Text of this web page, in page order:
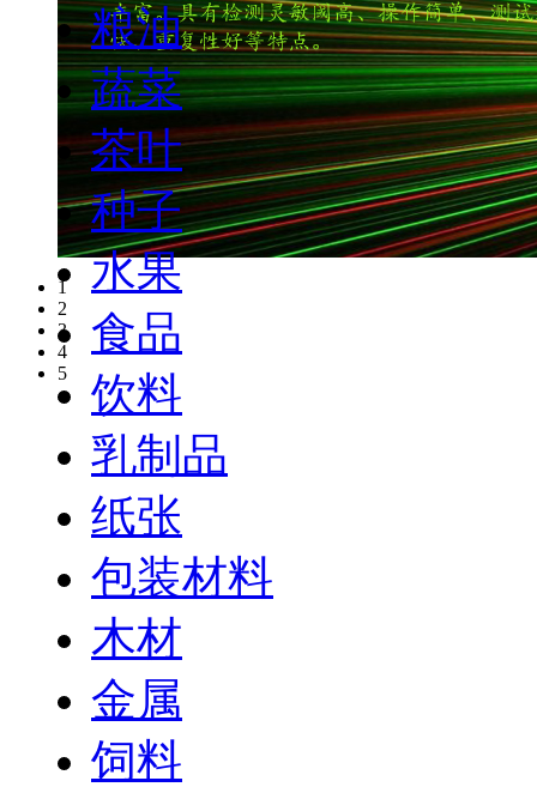
1
2
3
4
5
粮油
蔬菜
茶叶
种子
水果
食品
饮料
乳制品
纸张
包装材料
木材
金属
饲料